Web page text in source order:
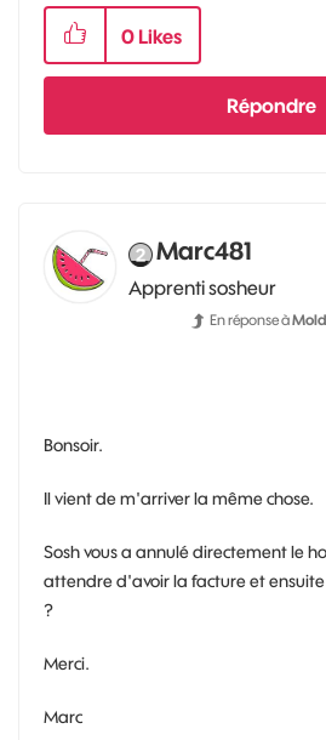
0 Likes
Répondre
Marc481
Apprenti sosheur
En réponse à
Bonsoir.
Il vient de m'arriver la même chose.
Sosh vous a annulé directement le
attendre d'avoir la facture et
?
Merci.
Marc